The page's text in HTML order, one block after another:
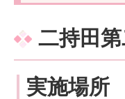
二持田
実施場所